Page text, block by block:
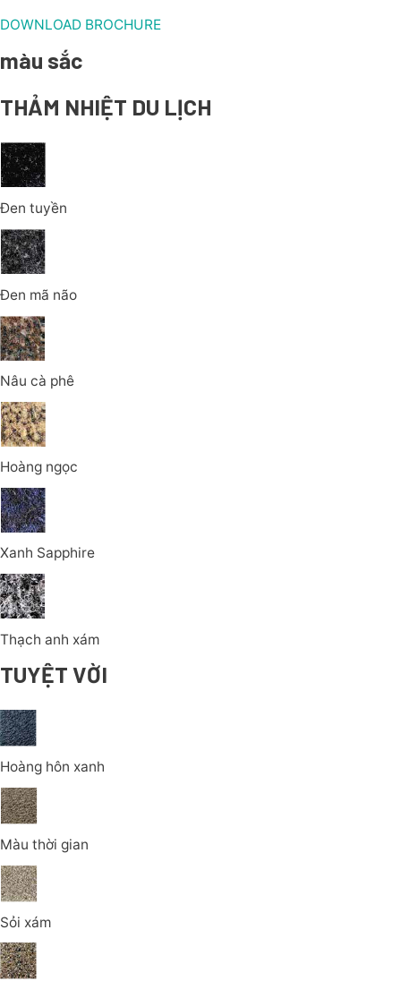
DOWNLOAD BROCHURE
màu sắc
THẢM NHIỆT DU LỊCH
Đen tuyền
Đen mã não
Nâu cà phê
Hoàng ngọc
Xanh Sapphire
Thạch anh xám
TUYỆT VỜI
Hoàng hôn xanh
Màu thời gian
Sỏi xám